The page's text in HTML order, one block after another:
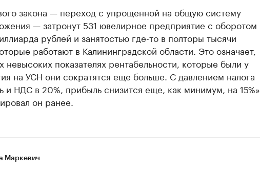
закона — переход с упрощенной на общую систему
— затронут 531 ювелирное предприятие с оборотом
рублей и занятостью где-то в полторы тысячи
работают в Калининградской области. Это означает,
невысоких показателях рентабельности, которые были у
на УСН они сократятся еще больше. С давлением налога
и НДС в 20%, прибыль снизится еще, как минимум, на 15%»,
он ранее.
Маркевич